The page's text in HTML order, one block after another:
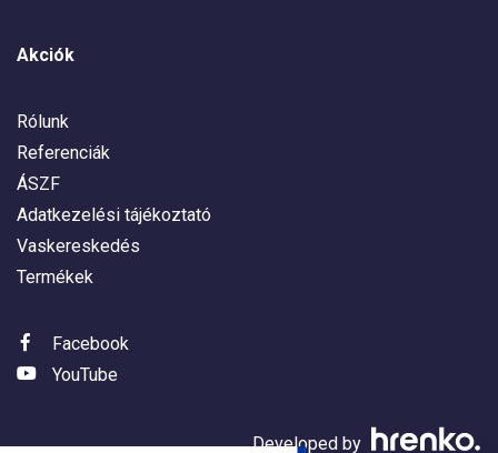
Akciók
Rólunk
Referenciák
ÁSZF
Adatkezelési tájékoztató
Vaskereskedés
Termékek
Facebook
YouTube
Developed by